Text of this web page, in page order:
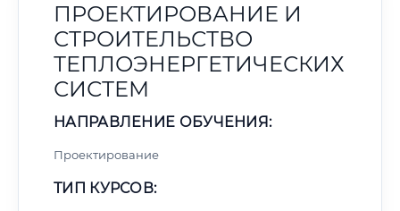
ПРОЕКТИРОВАНИЕ И
СТРОИТЕЛЬСТВО
ТЕПЛОЭНЕРГЕТИЧЕСКИХ
СИСТЕМ
НАПРАВЛЕНИЕ ОБУЧЕНИЯ:
Проектирование
ТИП КУРСОВ: